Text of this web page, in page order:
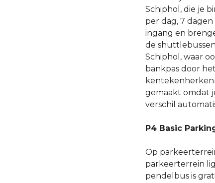
Schiphol, die je
per dag, 7
ingang en
de
Schiphol, waar
bankpas door
gemaakt omdat
verschil
P4 Basic
Op
parkeerterrein
pendelbus is